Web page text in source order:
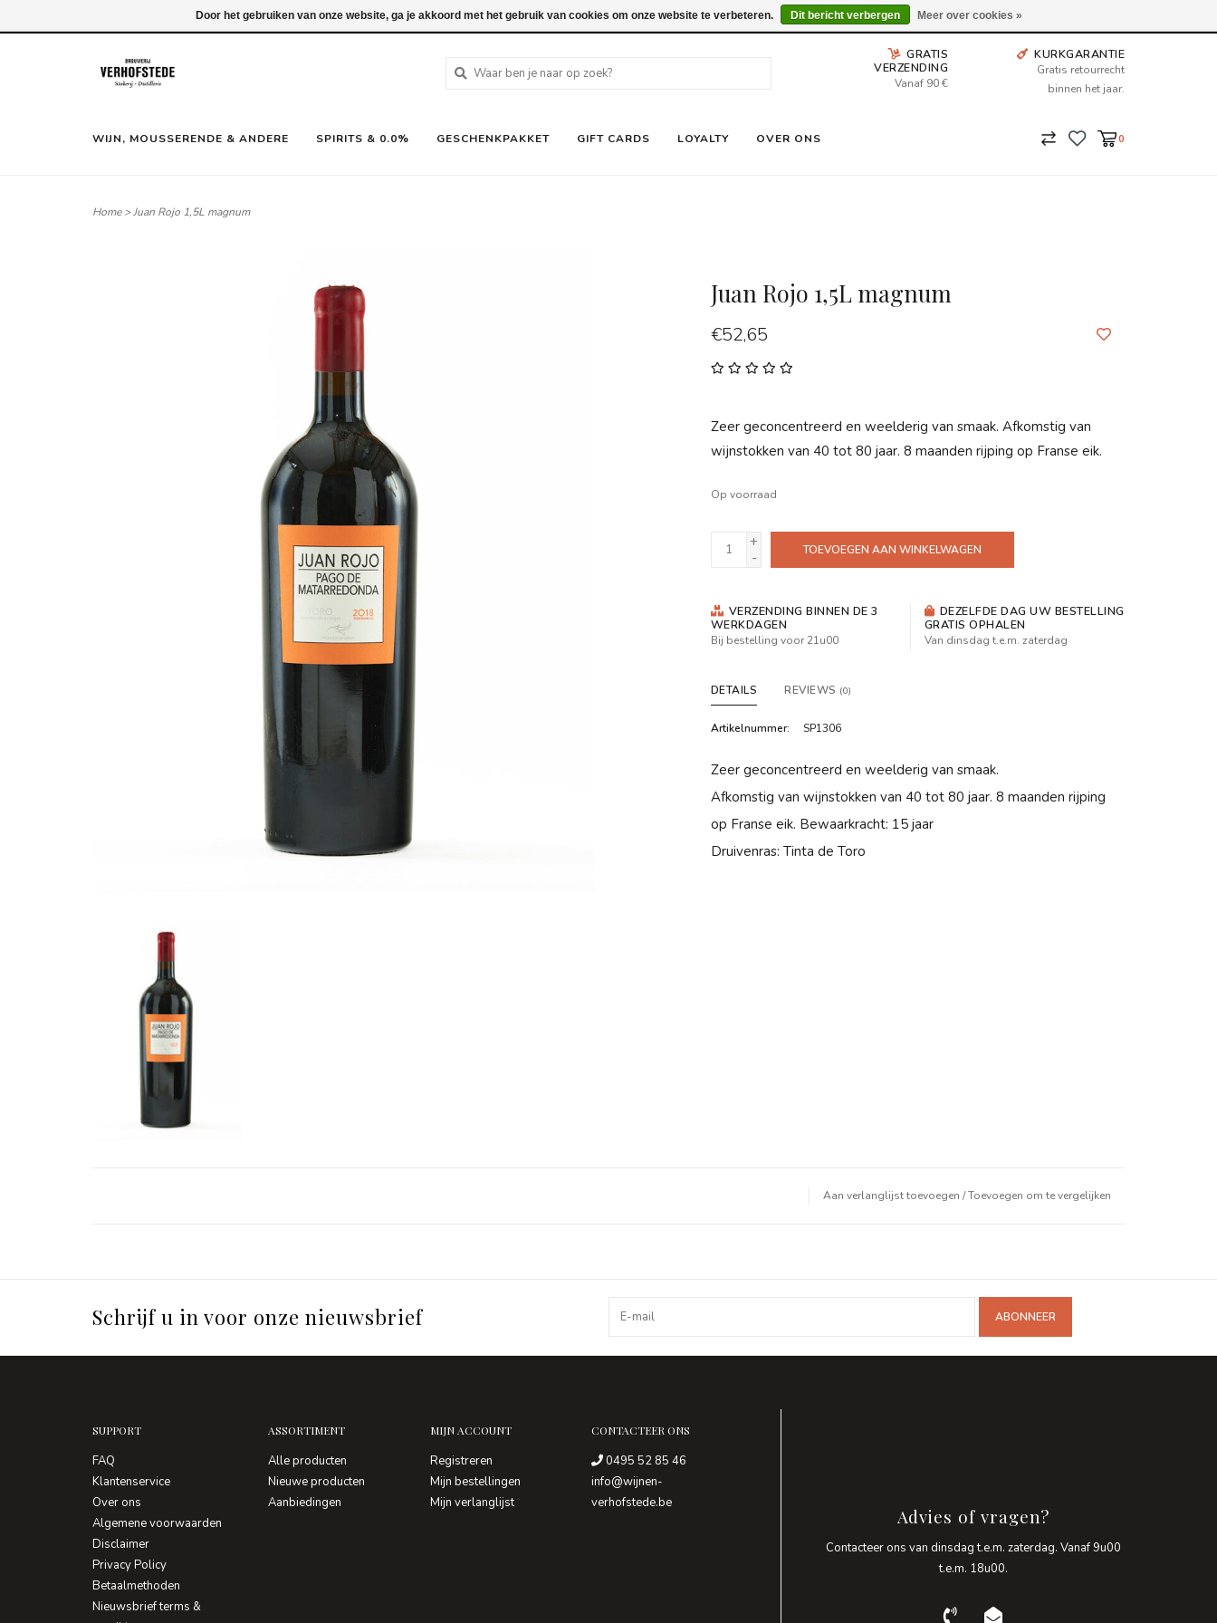
Wij leveren tot aan uw deur. Afhalen is mogelijk.
GRATIS
VERZENDING
Vanaf 90 €
KURKGARANTIE
Gratis retourrecht
binnen het jaar.
WIJN, MOUSSERENDE & ANDERE SPIRITS & 0.0% GESCHENKPAKKET GIFT CARDS LOYALTY OVER ONS 0
Home>Juan Rojo 1,5L magnum
Juan Rojo 1,5L magnum
€52,65
Zeer geconcentreerd en weelderig van smaak. Afkomstig van
wijnstokken van 40 tot 80 jaar. 8 maanden rijping op Franse eik.
Op voorraad
+
-
TOEVOEGEN AAN WINKELWAGEN
VERZENDING BINNEN DE 3
WERKDAGEN
Bij bestelling voor 21u00
DEZELFDE DAG UW BESTELLING
GRATIS OPHALEN
Van dinsdag t.e.m. zaterdag
DETAILS REVIEWS (0)
Artikelnummer: SP1306
Zeer geconcentreerd en weelderig van smaak.
Afkomstig van wijnstokken van 40 tot 80 jaar. 8 maanden rijping
op Franse eik. Bewaarkracht: 15 jaar
Druivenras: Tinta de Toro
Aan verlanglijst toevoegen /Toevoegen om te vergelijken
Schrijf u in voor onze nieuwsbrief ABONNEER
SUPPORT
FAQ
Klantenservice
Over ons
Algemene voorwaarden
Disclaimer
Privacy Policy
Betaalmethoden
Nieuwsbrief terms &
ASSORTIMENT
Alle producten
Nieuwe producten
Aanbiedingen
MIJN ACCOUNT
Registreren
Mijn bestellingen
Mijn verlanglijst
CONTACTEER ONS
0495 52 85 46
info@wijnen-
verhofstede.be
Advies of vragen?
Contacteer ons van dinsdag t.e.m. zaterdag. Vanaf 9u00
t.e.m. 18u00.
Door het gebruiken van onze website, ga je akkoord met het gebruik van cookies om onze website te verbeteren. Dit bericht verbergen Meer over cookies »